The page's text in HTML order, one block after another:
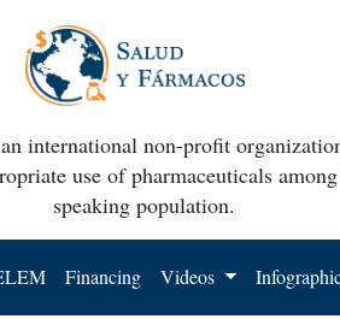
international non-profit
use of pharmaceuticals
speaking population.
Financing Videos